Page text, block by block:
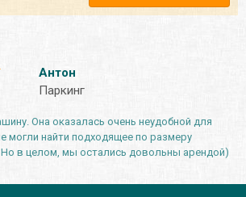
Антон
Паркинг
Она оказалась очень неудобной для
могли найти подходящее по размеру
в целом, мы остались довольны арендой)